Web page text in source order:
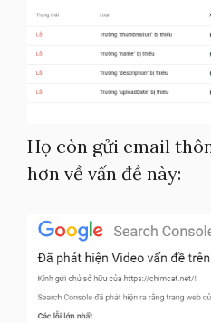
Họ còn gửi email
hơn về vấn đề này: